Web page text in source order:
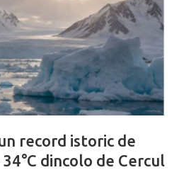
record istoric de
dincolo de Cercul